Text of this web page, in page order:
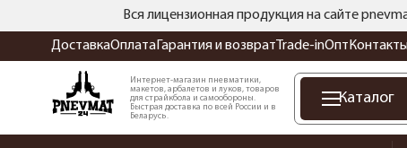
Вся лицензионная продукция на сайте
ДоставкаОплата Гарантия и возврат Trade-inОпт
Интернет-магазин пневматики,
макетов, арбалетов и луков, товаров
для страйкбола и самообороны.
Быстрая доставка по всей России и в
Беларусь.
Каталог